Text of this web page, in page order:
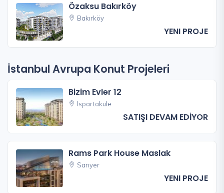
Özaksu Bakırköy
Bakırköy
YENI PROJE
İstanbul Avrupa Konut Projeleri
Bizim Evler 12
Ispartakule
SATIŞI DEVAM EDİYOR
Rams Park House Maslak
Sarıyer
YENI PROJE